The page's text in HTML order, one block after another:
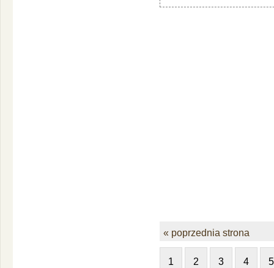
« poprzednia strona
1 2 3 4 5